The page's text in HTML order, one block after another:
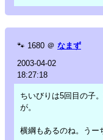
🐾 1680 ＠ なまず
2003-04-02
18:27:18
ちいびりは5回目の子
が。
横綱もあるのね。うー